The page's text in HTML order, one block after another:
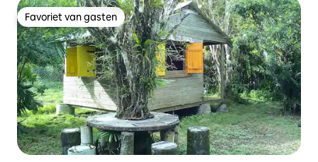
Favoriet van gasten
Favoriet van gasten